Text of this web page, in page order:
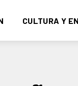
CULTURA Y